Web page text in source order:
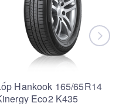
Hankook 165/65R14
Eco2 K435